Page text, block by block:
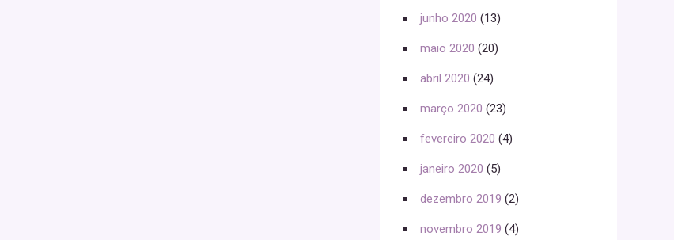
junho 2020 (13)
maio 2020 (20)
abril 2020 (24)
março 2020 (23)
fevereiro 2020 (4)
janeiro 2020 (5)
dezembro 2019 (2)
novembro 2019 (4)